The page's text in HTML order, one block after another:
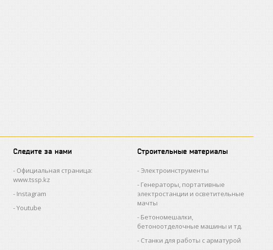
Следите за нами
Официальная страница:
www.tssp.kz
Instagram
Youtube
Строительные материалы
Электроинструменты
Генераторы, портативные
электростанции и осветительные
мачты
Бетономешалки,
бетоноотделочные машины и тд.
Станки для работы с арматурой